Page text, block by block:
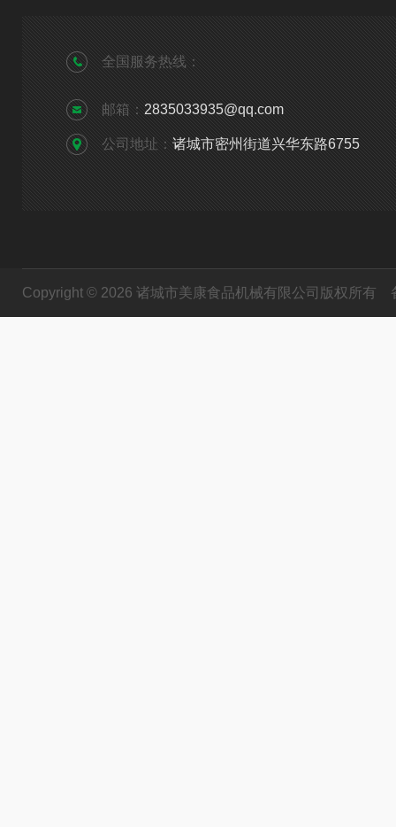
全国服务热线：
邮箱： 2835033935@qq.com
公司地址： 诸城市密州街道兴华东路6755
Copyright © 2026 诸城市美康食品机械有限公司版权所有